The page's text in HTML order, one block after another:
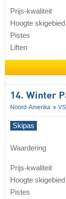
Prijs-kwaliteit
Hoogte skigebied
Pistes
Liften
14. Winter
Noord-Amerika VS
Skipas
Waardering
Prijs-kwaliteit
Hoogte skigebied
Pistes